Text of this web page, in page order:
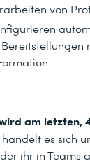
von
am letzten,
es sich
ihr in Teams